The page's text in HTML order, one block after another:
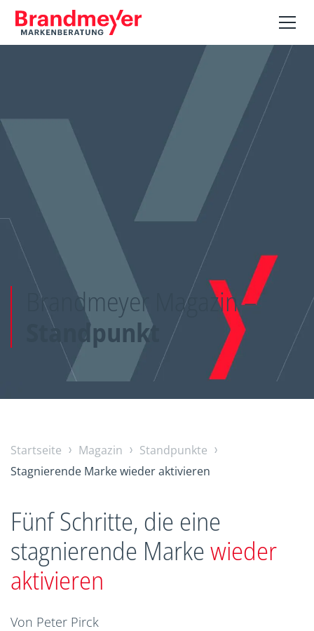
Brandmeyer Magazin –
Standpunkt
Startseite Magazin
Standpunkte
Stagnierende Marke wieder aktivieren
Fünf Schritte, die eine
stagnierende Markewieder
aktivieren
Von Peter Pirck